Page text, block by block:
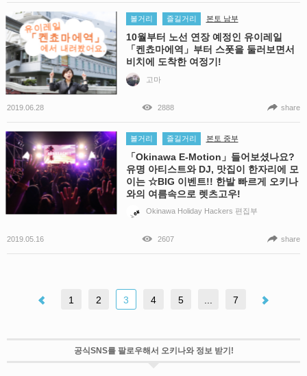
볼거리 즐길거리 본토 남부
10월부터 노선 연장 예정인 유이레일
「켄쵸마에역」부터 스폿을 둘러보면서
비치에 도착한 여정기!
고마
2019.06.28 2888 share
볼거리 즐길거리 본토 중부
「Okinawa E-Motion」들어보셨나요?
유명 아티스트와 DJ, 맛집이 한자리에 모
이는 ☆BIG 이벤트!! 한발 빠르게 오키나
와의 여름속으로 렛츠고우!
Okinawa Holiday Hackers 편집부
2019.05.16 2607 share
1 2 3 4 5 7
공식SNS를 팔로우해서 오키나와 정보 받기!